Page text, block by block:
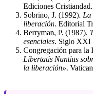
Ediciones Cristiandad.
Sobrino, J. (1992). La
liberación. Editorial
Berryman, P. (1987).
esenciales. Siglo XXI
Congregación para la
Libertatis Nuntius
la liberación».